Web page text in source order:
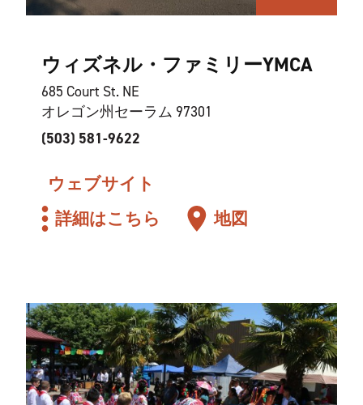
ウィズネル・ファミリーYMCA
685 Court St. NE
オレゴン州セーラム 97301
(503) 581-9622
ウェブサイト
詳細はこちら
地図